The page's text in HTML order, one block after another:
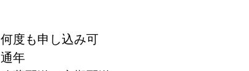
何度も申し込み可
通年